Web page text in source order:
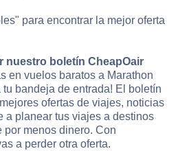
para encontrar la mejor oferta
nuestro boletín CheapOair
en vuelos baratos a Marathon
bandeja de entrada! El boletín
ofertas de viajes, noticias
a planear tus viajes a destinos
menos dinero. Con
a perder otra oferta.